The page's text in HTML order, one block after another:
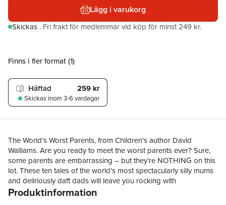
Lägg i varukorg
Skickas . Fri frakt för medlemmar vid köp för minst 249 kr.
Finns i fler format (1)
Häftad 259 kr
Skickas inom 3-6 vardagar
The World’s Worst Parents, from Children's author David
Walliams. Are you ready to meet the worst parents ever? Sure,
some parents are embarrassing – but they’re NOTHING on this
lot. These ten tales of the world’s most spectacularly silly mums
and deliriously daft dads will leave you rocking with
laughter.Pinch your nose for Peter Pong, the man with the
Produktinformation